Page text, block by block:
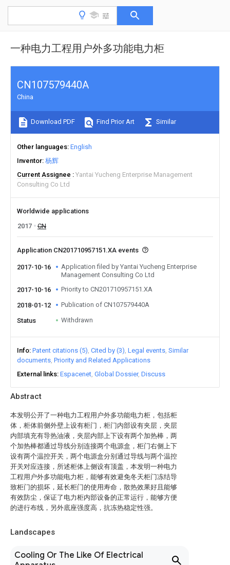
一种电力工程用户外多功能电力柜
Abstract
本发明公开了一种电力工程用户外多功能电力柜，包括柜
体，柜体前侧外壁上设有柜门，柜门内部设有夹层，夹层
内部填充有导热油液，夹层内部上下设有两个加热棒，两
个加热棒都通过导线分别连接两个电源盒，柜门右侧上下
设有两个温控开关，两个电源盒分别通过导线与两个温控
开关对应连接，所述柜体上侧设有顶盖，本发明一种电力
工程用户外多功能电力柜，能够有效避免冬天柜门冻结导
致柜门的损坏，延长柜门的使用寿命，散热效果好且能够
有效防尘，保证了电力柜内部设备的正常运行，能够方便
的进行布线，另外底座强度高，抗冻热稳定性强。
Landscapes
Cooling Or The Like Of Electrical
CN107579440A
China
Download PDF Find Prior Art Similar
Other languages English
Inventor 杨辉
Current Assignee
Yantai Yucheng Enterprise Management
Consulting Co Ltd
Worldwide applications
2017
CN
Application CN201710957151.XA events
2017-10-16
Application filed by Yantai Yucheng Enterprise
Management Consulting Co Ltd
2017-10-16
Priority to CN201710957151.XA
2018-01-12 Publication of CN107579440A
Status Withdrawn
Info Patent citations (5) Cited by (3) Legal events Similar
documents Priority and Related Applications
External links Espacenet Global Dossier Discuss